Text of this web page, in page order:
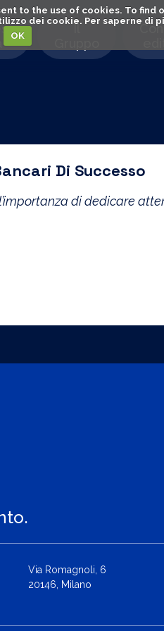
to the use of cookies. To
dei cookie. Per saperne di
OK
Il
Di Successo
di dedicare
Via Romagnoli, 6
20146, Milano